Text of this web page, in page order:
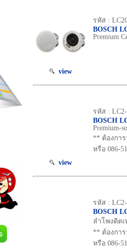
view
รหัส :
BOSCH
Premium
view
รหัส :
BOSCH
** ต้องกา
หรือ 086-
รหัส :
BOSCH
ลำโพงติดเ
** ต้องกา
หรือ 086-